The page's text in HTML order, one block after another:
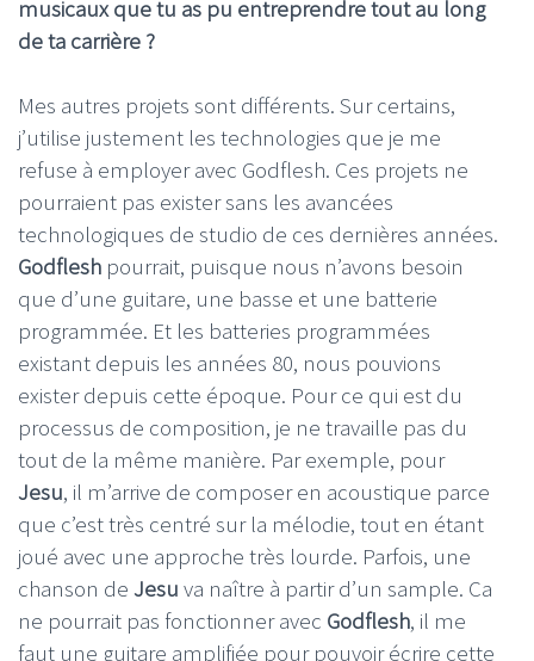
musicaux que tu as pu entreprendre tout au long
de ta carrière ?
Mes autres projets sont différents. Sur certains,
j’utilise justement les technologies que je me
refuse à employer avec Godflesh. Ces projets ne
pourraient pas exister sans les avancées
technologiques de studio de ces dernières années.
Godflesh pourrait, puisque nous n’avons besoin
que d’une guitare, une basse et une batterie
programmée. Et les batteries programmées
existant depuis les années 80, nous pouvions
exister depuis cette époque. Pour ce qui est du
processus de composition, je ne travaille pas du
tout de la même manière. Par exemple, pour
Jesu, il m’arrive de composer en acoustique parce
que c’est très centré sur la mélodie, tout en étant
joué avec une approche très lourde. Parfois, une
chanson de Jesu va naître à partir d’un sample. Ca
ne pourrait pas fonctionner avec Godflesh, il me
faut une guitare amplifiée pour pouvoir écrire cette